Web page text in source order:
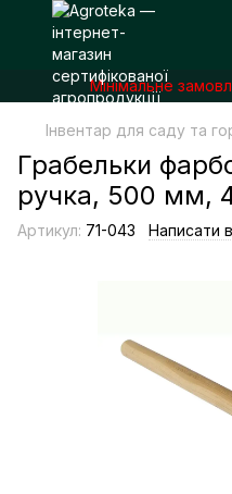
Мінімальне
Інвентар для саду та
Грабельки
ручка, 500 мм,
Артикул: 71-043 Написати